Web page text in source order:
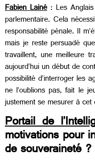
Fabien Lainé: Les Anglais
parlementaire. Cela
responsabilité pénale. Il
mais je reste persuadé
travaillent, une meilleure
aujourd’hui un début de
possibilité d’interroger les
ne l’oublions pas, fait le
justement se mesurer à cet
Portail de
motivations pour
de souveraineté ?